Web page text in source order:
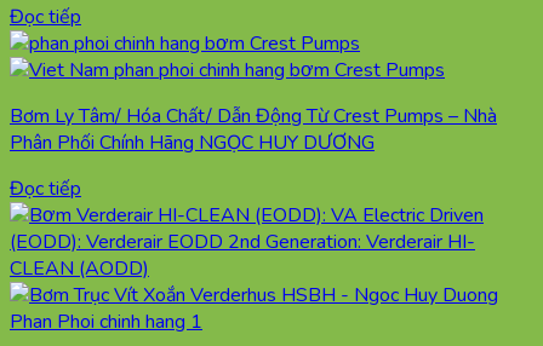
Đọc tiếp
Bơm Ly Tâm/ Hóa Chất/ Dẫn Động Từ Crest Pumps – Nhà
Phân Phối Chính Hãng NGỌC HUY DƯƠNG
Đọc tiếp